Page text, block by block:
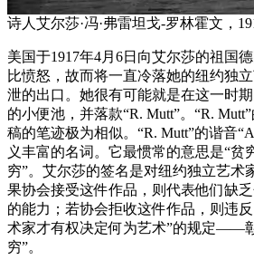
诗人艾尔莎·冯·弗雷坦戈-罗林霍文，
美国于1917年4月6日向艾尔莎的祖国
比愤怒，故而将一直冷落她的纽约独
泄的出口。她很有可能就是在这一时
的小便池，并落款“R. Mutt”。“R.
稿的笔迹极为相似。“R. Mutt”的谐音
义丰富的名词。它最惯常的意思是“贫
穷”。艾尔莎的签名是对纽约独立艺术
果协会接受这件作品，则代表他们缺
的能力；若协会拒收这件作品，则违
术家才有权决定何为艺术”的规定——
穷”。